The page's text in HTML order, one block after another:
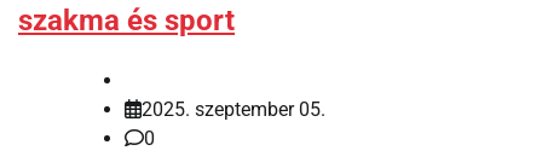
szakma és sport
2025. szeptember 05.
0